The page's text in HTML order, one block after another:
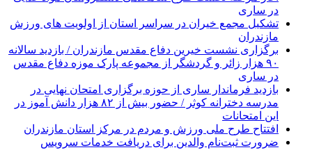
در ساری
تشکیل مجمع خیران در سراسر استان از اولویت های ورزش
مازندران
برگزاری نشست خیرین دفاع مقدس مازندران / بازدید سالانه
۹۰ هزار زائر و گردشگر از مجموعه پارک موزه دفاع مقدس
در ساری
بازدید فرماندار ساری از حوزه برگزاری امتحان نهایی در
مدرسه دخترانه کوثر / حضور بیش از ۸۲ هزار دانش آموز در
این امتحانات
افتتاح طرح ملی ورزش و مردم در مرکز استان مازندران
ضرورت ثبت‌نام والدین برای دریافت خدمات سرویس